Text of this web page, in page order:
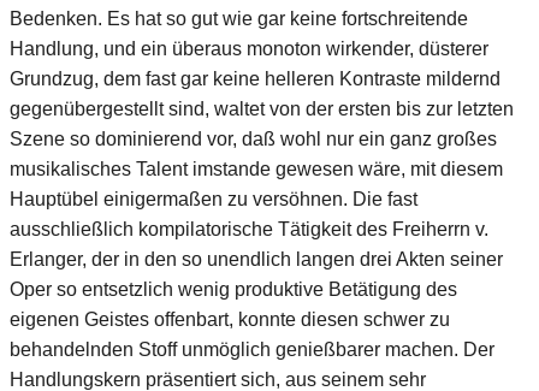
Bedenken. Es hat so gut wie gar keine fortschreitende
Handlung, und ein überaus monoton wirkender, düsterer
Grundzug, dem fast gar keine helleren Kontraste mildernd
gegenübergestellt sind, waltet von der ersten bis zur letzten
Szene so dominierend vor, daß wohl nur ein ganz großes
musikalisches Talent imstande gewesen wäre, mit diesem
Hauptübel einigermaßen zu versöhnen. Die fast
ausschließlich kompilatorische Tätigkeit des Freiherrn v.
Erlanger, der in den so unendlich langen drei Akten seiner
Oper so entsetzlich wenig produktive Betätigung des
eigenen Geistes offenbart, konnte diesen schwer zu
behandelnden Stoff unmöglich genießbarer machen. Der
Handlungskern präsentiert sich, aus seinem sehr